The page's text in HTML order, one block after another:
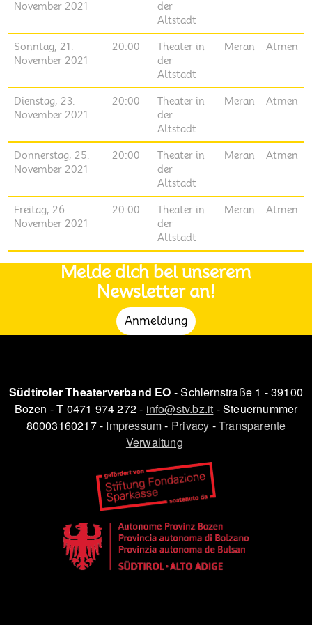
November 2021
der
Altstadt
Sonntag, 21.
November 2021
20:00
Theater in
der
Altstadt
Meran Atmen
Dienstag, 23.
November 2021
20:00
Theater in
der
Altstadt
Meran Atmen
Donnerstag, 25.
November 2021
20:00
Theater in
der
Altstadt
Meran Atmen
Freitag, 26.
November 2021
20:00
Theater in
der
Altstadt
Meran Atmen
Melde dich bei unserem
Newsletter an!
Anmeldung
Südtiroler Theaterverband EO - Schlernstraße 1 - 39100
Bozen - T 0471 974 272 - info@stv.bz.it - Steuernummer
80003160217 - Impressum- Privacy -Transparente
Verwaltung